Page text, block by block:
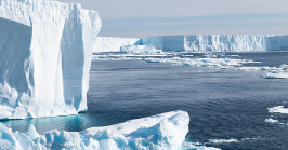
защиты или обороны в
не помогает, ведь у морского
в воде как по
силе.